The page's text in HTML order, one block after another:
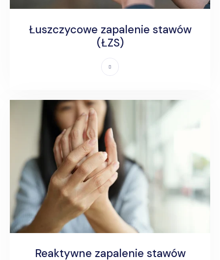
Łuszczycowe zapalenie stawów
(ŁZS)
Reaktywne zapalenie stawów